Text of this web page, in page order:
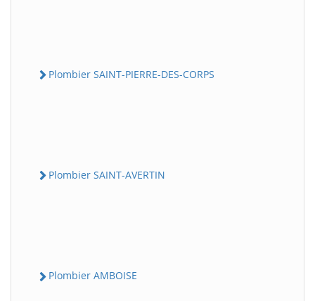
Plombier SAINT-PIERRE-DES-CORPS
Plombier SAINT-AVERTIN
Plombier AMBOISE